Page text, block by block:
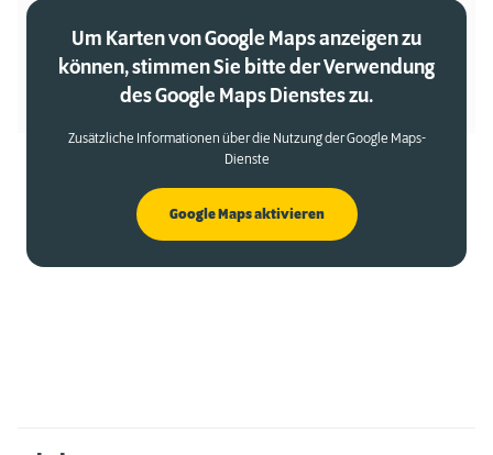
Um Karten von Google Maps anzeigen zu
können, stimmen Sie bitte der Verwendung
des Google Maps Dienstes zu.
Zusätzliche Informationen über die Nutzung der Google Maps-
Dienste
Google Maps aktivieren